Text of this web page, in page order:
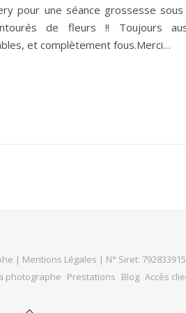
pour une séance grossesse sous
de fleurs !! Toujours
et complètement fous.Merci…
| Mentions Légales | N° Siret:
photographe Prestations Blog Accès